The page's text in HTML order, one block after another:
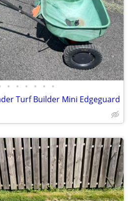
• • • • • •
Turf Builder Mini Edgeguard